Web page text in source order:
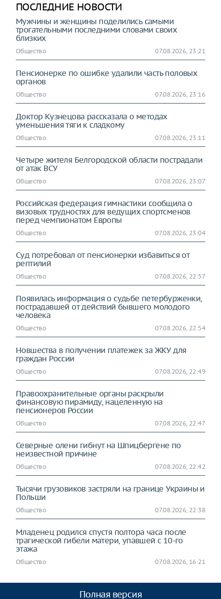
ПОСЛЕДНИЕ НОВОСТИ
Мужчины и женщины поделились самыми
трогательными последними словами своих
близких
Общество 07.08.2026, 23:21
Пенсионерке по ошибке удалили часть половых
органов
Общество 07.08.2026, 23:16
Доктор Кузнецова рассказала о методах
уменьшения тяги к сладкому
Общество 07.08.2026, 23:11
Четыре жителя Белгородской области пострадали
от атак ВСУ
Общество 07.08.2026, 23:07
Российская федерация гимнастики сообщила о
визовых трудностях для ведущих спортсменов
перед чемпионатом Европы
Общество 07.08.2026, 23:04
Суд потребовал от пенсионерки избавиться от
рептилий
Общество 07.08.2026, 22:57
Появилась информация о судьбе петербурженки,
пострадавшей от действий бывшего молодого
человека
Общество 07.08.2026, 22:54
Новшества в получении платежек за ЖКУ для
граждан России
Общество 07.08.2026, 22:49
Правоохранительные органы раскрыли
финансовую пирамиду, нацеленную на
пенсионеров России
Общество 07.08.2026, 22:47
Северные олени гибнут на Шпицбергене по
неизвестной причине
Общество 07.08.2026, 22:42
Тысячи грузовиков застряли на границе Украины и
Польши
Общество 07.08.2026, 22:38
Младенец родился спустя полтора часа после
трагической гибели матери, упавшей с 10-го
этажа
Общество 07.08.2026, 16:21
Полная версия